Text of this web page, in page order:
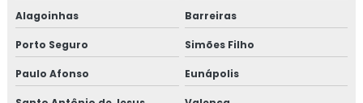
Alagoinhas Barreiras
Porto Seguro Simões Filho
Paulo Afonso Eunápolis